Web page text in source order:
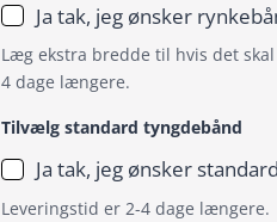
Ja tak, jeg ønsker
Læg ekstra bredde til hvis det
4 dage længere.
Tilvælg standard tyngdebånd
Ja tak, jeg ønsker
Leveringstid er 2-4 dage længere.